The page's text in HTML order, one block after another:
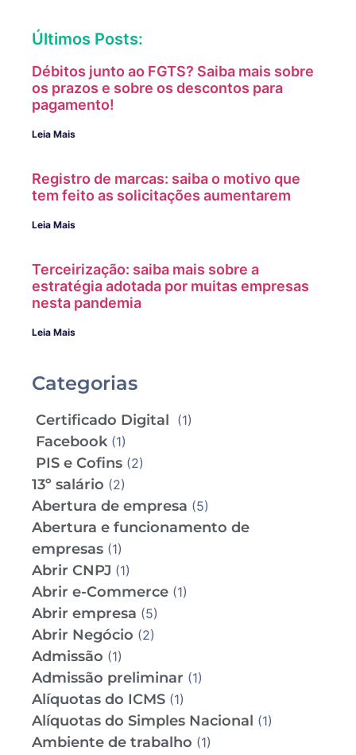
Últimos Posts:
Débitos junto ao FGTS? Saiba mais sobre
os prazos e sobre os descontos para
pagamento!
Leia Mais
Registro de marcas: saiba o motivo que
tem feito as solicitações aumentarem
Leia Mais
Terceirização: saiba mais sobre a
estratégia adotada por muitas empresas
nesta pandemia
Leia Mais
Categorias
Certificado Digital (1)
Facebook(1)
PIS e Cofins (2)
13º salário (2)
Abertura de empresa (5)
Abertura e funcionamento de
empresas (1)
Abrir CNPJ (1)
Abrir e-Commerce (1)
Abrir empresa (5)
Abrir Negócio (2)
Admissão (1)
Admissão preliminar (1)
Alíquotas do ICMS (1)
Alíquotas do Simples Nacional (1)
Ambiente de trabalho (1)